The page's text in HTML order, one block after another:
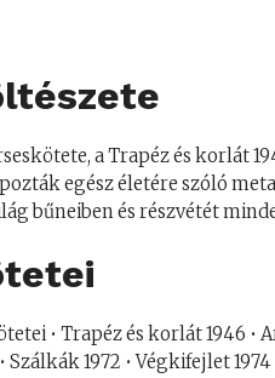
a Trapéz és korlát
egész életére szóló
bűneiben és részvétét
• Trapéz és korlát 1946 •
1972 • Végkifejlet 1974